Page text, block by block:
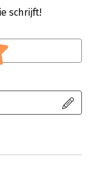
schrijft!